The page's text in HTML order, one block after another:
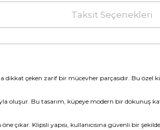
Taksit Seçenekleri
çeken zarif bir mücevher parçasıdır. Bu özel
oluşur. Bu tasarım, küpeye modern bir dokunuş
Klipsli yapısı, kullanıcısına güvenli bir